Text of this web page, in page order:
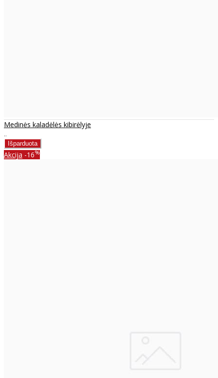
Medinės kaladėlės kibirėlyje
..
Akcija -16%